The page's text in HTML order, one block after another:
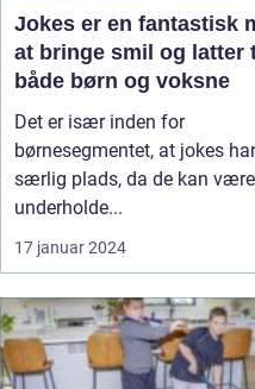
Jokes er en fantastisk
at bringe smil og latter
både børn og voksne
Det er især inden for
børnesegmentet, at jokes
særlig plads, da de kan
underholde...
17 januar 2024